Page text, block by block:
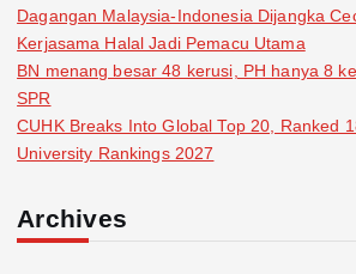
Dagangan Malaysia-Indonesia Dijangka
Kerjasama Halal Jadi Pemacu Utama
BN menang besar 48 kerusi, PH hanya 8
SPR
CUHK Breaks Into Global Top 20, Ranked
University Rankings 2027
Archives